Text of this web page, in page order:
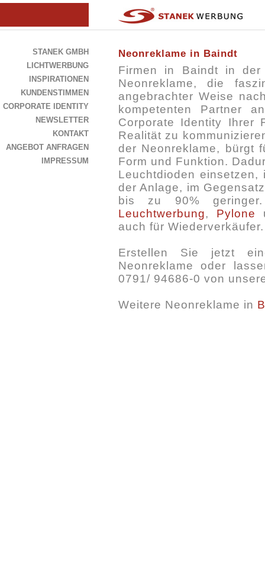
STANEK GMBH
LICHTWERBUNG
INSPIRATIONEN
KUNDENSTIMMEN
CORPORATE IDENTITY
NEWSLETTER
KONTAKT
ANGEBOT ANFRAGEN
IMPRESSUM
Neonreklame in Baindt
Firmen in Baindt in
Neonreklame, die
angebrachter Weise
kompetenten Partner
Corporate Identity Ihrer
Realität zu
der Neonreklame, bürgt
Form und Funktion.
Leuchtdioden
der Anlage, im
bis zu 90%
Leuchtwerbung, Pylone
auch für Wiederverkäufer.
Erstellen Sie jetzt
Neonreklame oder
0791/ 94686-0 von
Weitere Neonreklame in